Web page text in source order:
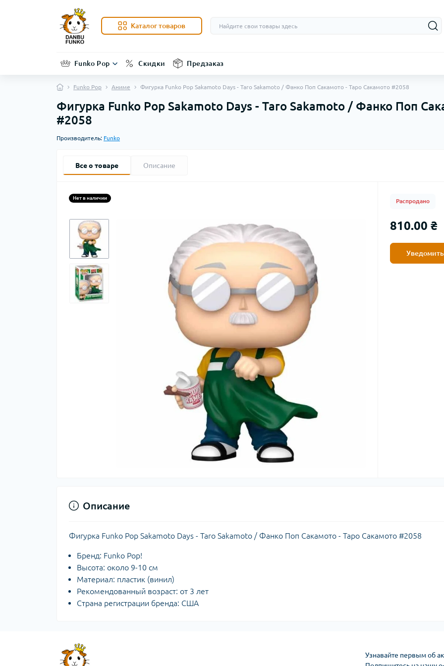
Каталог товаров
Funko Pop Скидки Предзаказ
Funko Pop Аниме Фигурка Funko Pop Sakamoto Days - Taro Sakamoto / Фанко Поп Сакамото - Таро Сакамото #2058
Фигурка Funko Pop Sakamoto Days - Taro Sakamoto / Фанко Поп
#2058
Производитель: Funko
Все о товаре Описание
Нет в наличии Распродано
810.00 ₴
Описание
Фигурка Funko Pop Sakamoto Days - Taro Sakamoto / Фанко Поп Сакамото - Таро Сакамото #2058
Бренд: Funko Pop!
Высота: около 9-10 см
Материал: пластик (винил)
Рекомендованный возраст: от 3 лет
Страна регистрации бренда: США
Узнавайте первым об